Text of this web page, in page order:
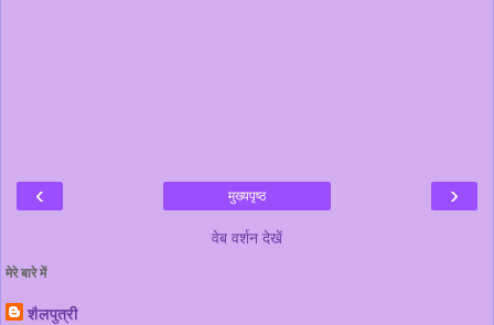
‹ ›
मुख्यपृष्ठ
वेब वर्शन देखें
मेरे बारे में
शैलपुत्री